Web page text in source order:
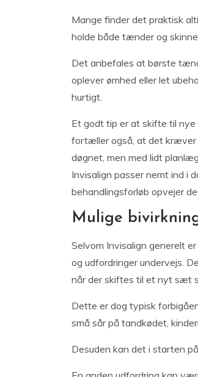
Mange finder det praktisk
holde både tænder og
Det anbefales at børste
oplever ømhed eller let
hurtigt.
Et godt tip er at skifte til
fortæller også, at det kræver
døgnet, men med lidt
Invisalign passer nemt ind i
behandlingsforløb opvejer
Mulige
Selvom Invisalign generelt
og udfordringer undervejs.
når der skiftes til et nyt sæt
Dette er dog typisk
små sår på tandkødet,
Desuden kan det i starten